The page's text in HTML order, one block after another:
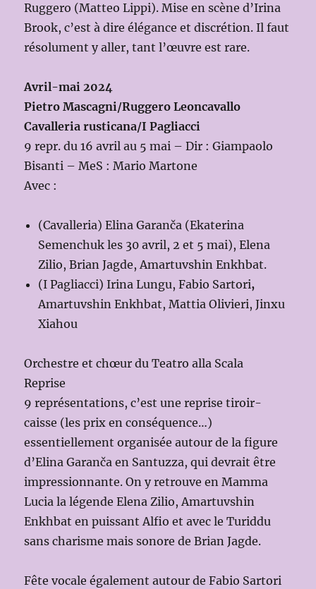
Ruggero (Matteo Lippi). Mise en scène d’Irina
Brook, c’est à dire élégance et discrétion. Il faut
résolument y aller, tant l’œuvre est rare.
Avril-mai 2024
Pietro Mascagni/Ruggero Leoncavallo
Cavalleria rusticana/I Pagliacci
9 repr. du 16 avril au 5 mai – Dir : Giampaolo
Bisanti – MeS : Mario Martone
Avec :
(Cavalleria) Elina Garanča (Ekaterina
Semenchuk les 30 avril, 2 et 5 mai), Elena
Zilio, Brian Jagde, Amartuvshin Enkhbat.
(I Pagliacci) Irina Lungu, Fabio Sartori,
Amartuvshin Enkhbat, Mattia Olivieri, Jinxu
Xiahou
Orchestre et chœur du Teatro alla Scala
Reprise
9 représentations, c’est une reprise tiroir-
caisse (les prix en conséquence…)
essentiellement organisée autour de la figure
d’Elina Garanča en Santuzza, qui devrait être
impressionnante. On y retrouve en Mamma
Lucia la légende Elena Zilio, Amartuvshin
Enkhbat en puissant Alfio et avec le Turiddu
sans charisme mais sonore de Brian Jagde.
Fête vocale également autour de Fabio Sartori